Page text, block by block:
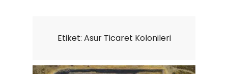
Etiket: Asur Ticaret Kolonileri